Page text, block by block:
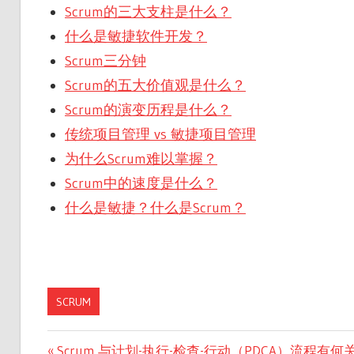
Scrum的三大支柱是什么？
什么是敏捷软件开发？
Scrum三分钟
Scrum的五大价值观是什么？
Scrum的演变历程是什么？
传统项目管理 vs 敏捷项目管理
为什么Scrum难以掌握？
Scrum中的速度是什么？
什么是敏捷？什么是Scrum？
SCRUM
Previous